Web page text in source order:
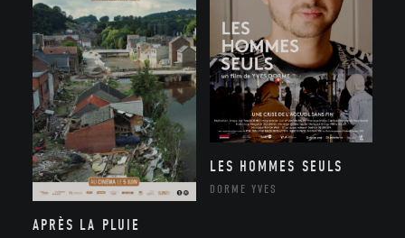
APRÈS LA PLUIE
LES HOMMES SEULS
DORME YVES